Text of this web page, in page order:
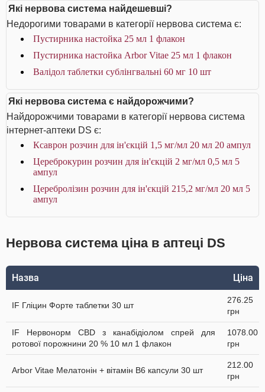
Які нервова система найдешевші?
Недорогими товарами в категорії нервова система є:
Пустирника настойка 25 мл 1 флакон
Пустирника настойка Arbor Vitae 25 мл 1 флакон
Валідол таблетки сублінгвальні 60 мг 10 шт
Які нервова система є найдорожчими?
Найдорожчими товарами в категорії нервова система
інтернет-аптеки DS є:
Ксаврон розчин для ін'єкцій 1,5 мг/мл 20 мл 20 ампул
Цереброкурин розчин для ін'єкцій 2 мг/мл 0,5 мл 5
ампул
Церебролізин розчин для ін'єкцій 215,2 мг/мл 20 мл 5
ампул
Нервова система ціна в аптеці DS
Назва Ціна
IF Гліцин Форте таблетки 30 шт
276.25
грн
IF Нервонорм CBD з канабідіолом спрей для
ротової порожнини 20 % 10 мл 1 флакон
1078.00
грн
Arbor Vitae Мелатонін + вітамін В6 капсули 30 шт
212.00
грн